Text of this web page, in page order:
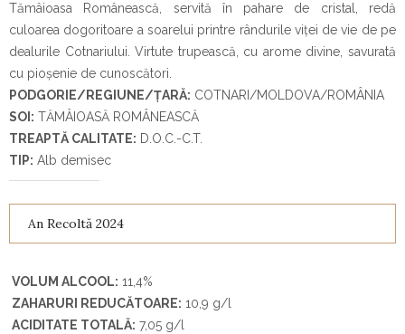
Tămâioasa Românească, servită în pahare de cristal, redă
culoarea dogoritoare a soarelui printre rândurile viței de vie de pe
dealurile Cotnariului. Virtute trupească, cu arome divine, savurată
cu pioșenie de cunoscători.
PODGORIE/REGIUNE/ȚARĂ: COTNARI/MOLDOVA/ROMÂNIA
SOI: TĂMÂIOASĂ ROMÂNEASCĂ
TREAPTĂ CALITATE: D.O.C.-C.T.
TIP: Alb demisec
An Recoltă 2024
VOLUM ALCOOL: 11,4%
ZAHARURI REDUCĂTOARE: 10,9 g/l
ACIDITATE TOTALĂ: 7,05 g/l